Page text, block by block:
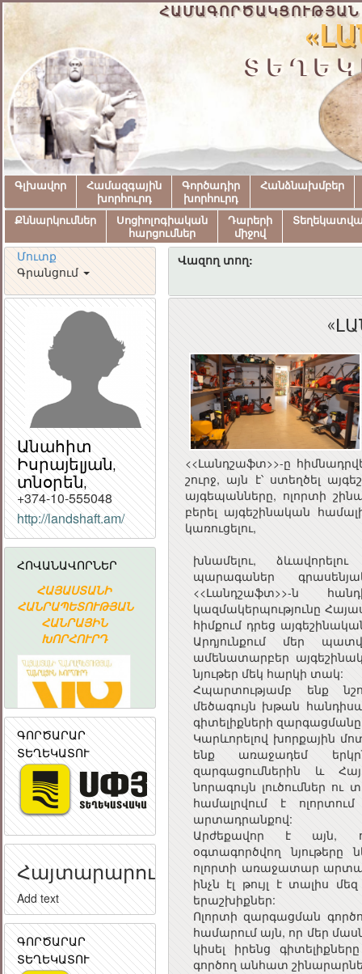
Գլխավոր
Համազգային
խորհուրդ
Գործադիր
խորհուրդ
Հանձնախմբեր
Քննարկումներ
Սոցիոլոգիական
հարցումներ
Դարերի
միջով
Մուտք
Գրանցում
Վազող տող:
Անահիտ
Իսրայելյան,
տնօրեն,
+374-10-555048
http://landshaft.am/
ՀՈՎԱՆԱՎՈՐՆԵՐ
ՀԱՅԱՍՏԱՆԻ
ՀԱՆՐԱՊԵՏՈՒԹՅԱՆ
ՀԱՆՐԱՅԻՆ
ԽՈՐՀՈՒՐԴ
Հայաստանի
Ակադեմիական
գիտահետազոտական
կոմպյուտերային
ցանց
ԳՈՐԾԱՐԱՐ
ՏԵՂԵԿԱՏՈՒ
Հայտարարություն
Add text
ԳՈՐԾԱՐԱՐ
ՏԵՂԵԿԱՏՈՒ
<<Լանդշաֆտ>>-ը
շուրջ, այն է՝ ստեղծել
այգեպանները, ոլորտի
բերել այգեշինական
կառուցելու,
խնամելու,
պարագաներ
<<Լանդշաֆտ>>-ն
կազմակերպությունը
հիմքում դրեց
Արդյունքում մեր
ամենատարբեր
նյութեր մեկ հարկի տակ:
Հպարտությամբ ենք
մեծագույն խթան
գիտելիքների
Կարևորելով խորքային
ենք առաջադեմ
զարգացումներին և
նորագույն լուծումներ
համալրվում է
արտադրանքով:
Արժեքավոր է այն, որ
օգտագործվող
ոլորտի առաջատար
ինչն էլ թույլ է տալիս
երաշխիքներ:
Ոլորտի զարգացման
համարում այն, որ մեր
կիսել իրենց
գործող անհատ
ՀԱՅԱՍՏԱՆԻ
ՀԱՆՐԱՅԻՆ
ԽՈՐՀՈՒՐԴ